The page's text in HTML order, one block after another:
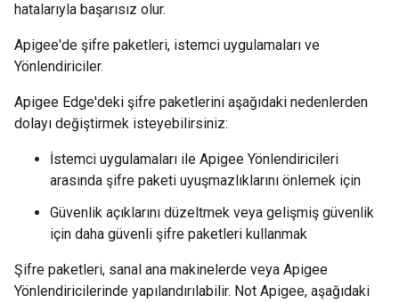
hatalarıyla başarısız olur.
Apigee'de şifre paketleri, istemci uygulamaları ve
Yönlendiriciler.
Apigee Edge'deki şifre paketlerini aşağıdaki nedenlerden
dolayı değiştirmek isteyebilirsiniz:
İstemci uygulamaları ile Apigee Yönlendiricileri
arasında şifre paketi uyuşmazlıklarını önlemek için
Güvenlik açıklarını düzeltmek veya gelişmiş güvenlik
için daha güvenli şifre paketleri kullanmak
Şifre paketleri, sanal ana makinelerde veya Apigee
Yönlendiricilerinde yapılandırılabilir. Not Apigee, aşağıdaki